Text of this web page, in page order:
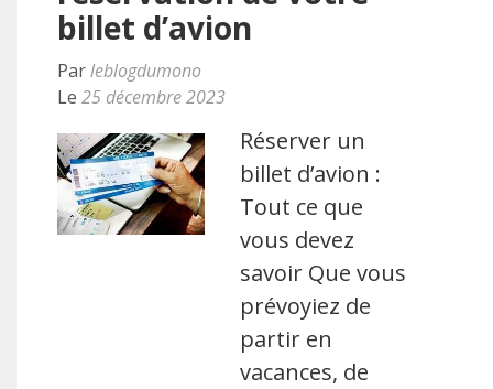
billet d’avion
Parleblogdumono
Le 25 décembre 2023
Réserver un
billet d’avion :
Tout ce que
vous devez
savoir Que vous
prévoyiez de
partir en
vacances, de